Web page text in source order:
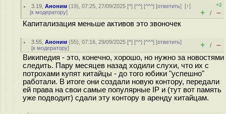
3.19 ,Аноним (19), 07:25, 27/09/2025 [^] [^^] [^^^] [ответить][↑]
[к модератору]
+2
+ / –
Капитализация меньше активов это звоночек
3.55 ,Аноним (55), 07:16, 29/09/2025 [^] [^^] [^^^] [ответить]
[к модератору] + / –
Википедия - это, конечно, хорошо, но нужно за новостями
следить. Пару месяцев назад ходили слухи, что их с
потрохами купят китайцы - до того юбики "успешно"
работали. В итоге они создали новую контору, передали
ей права на свои самые популярные IP и (тут вот память
уже подводит) сдали эту контору в аренду китайцам.